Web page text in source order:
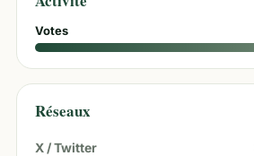
Votes
Réseaux
X / Twitter